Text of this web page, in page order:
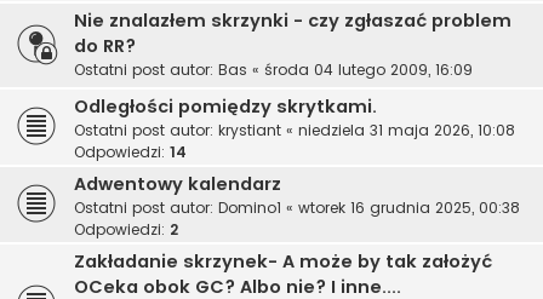
Nie znalazłem skrzynki - czy zgłaszać problem
do RR?
Ostatni post autor: Bas « środa 04 lutego 2009, 16:09
Odległości pomiędzy skrytkami.
Ostatni post autor: krystiant « niedziela 31 maja 2026, 10:08
Odpowiedzi: 14
Adwentowy kalendarz
Ostatni post autor: Domino1 « wtorek 16 grudnia 2025, 00:38
Odpowiedzi: 2
Zakładanie skrzynek- A może by tak założyć
OCeka obok GC? Albo nie? I inne....